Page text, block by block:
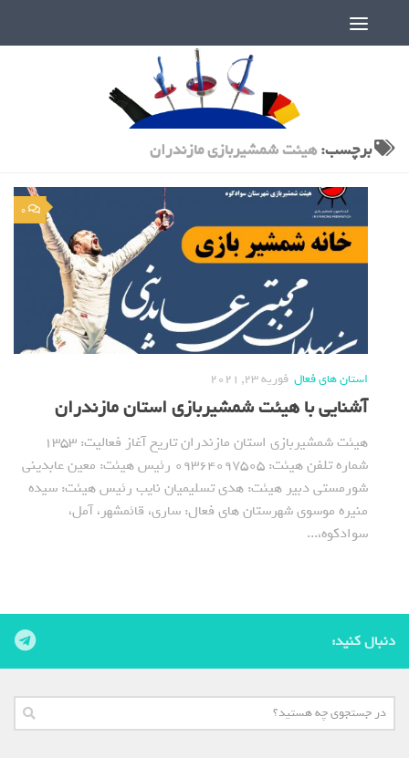
برچسب:هیئت شمشیربازی مازندران
0
استان های فعال فوریه 23, 2021
آشنایی با هیئت شمشیربازی استان مازندران
هیئت شمشیربازی استان مازندران تاریخ آغاز فعالیت: 1353
شماره تلفن هیئت: ۰۹۳۶۴۰۹۷۵۰۵ رئیس هیئت: معین عابدینی
شورمستی دبیر هیئت: هدی تسلیمیان نایب رئیس هیئت: سیده
منیره موسوی شهرستان های فعال: ساری، قائمشهر، آمل،
سوادکوه،...
دنبال کنید: